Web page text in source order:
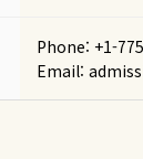
Phone: +1-
Email: